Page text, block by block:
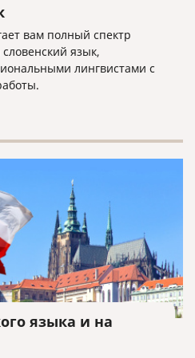
вам полный спектр
язык,
лингвистами с
языка и на